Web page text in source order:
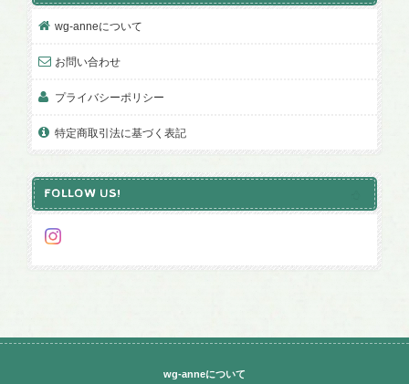
wg-anneについて
お問い合わせ
プライバシーポリシー
特定商取引法に基づく表記
FOLLOW US!
wg-anneについて